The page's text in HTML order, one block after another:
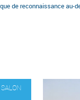
de reconnaissance au-